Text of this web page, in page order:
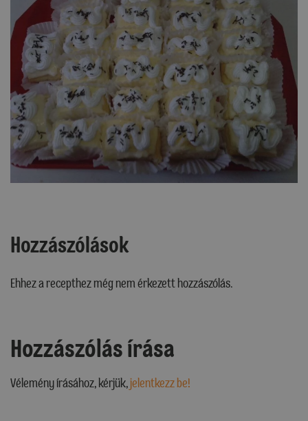
Hozzászólások
Ehhez a recepthez még nem érkezett hozzászólás.
Hozzászólás írása
Vélemény írásához, kérjük,jelentkezz be!